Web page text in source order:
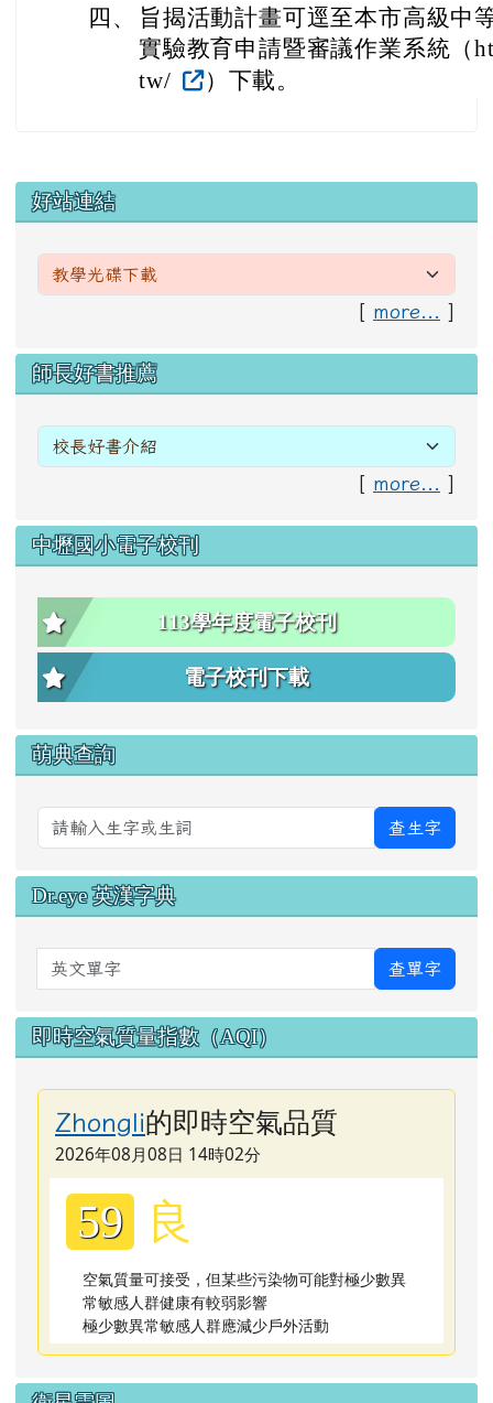
四、
旨揭活動計畫可逕至本市高級中
實驗教育申請暨審議作業系統（
tw/
）下載。
左邊區域內容
好站連結
[ more... ]
右邊區域內容
師長好書推薦
[ more... ]
中壢國小電子校刊
113學年度電子校刊
電子校刊下載
萌典查詢
查生字
Dr.eye 英漢字典
英文單字 查單字
即時空氣質量指數（AQI）
Zhongli的即時空氣品質
2026年08月08日 14時02分
59 良
空氣質量可接受，但某些污染物可能對極少數異
常敏感人群健康有較弱影響
極少數異常敏感人群應減少戶外活動